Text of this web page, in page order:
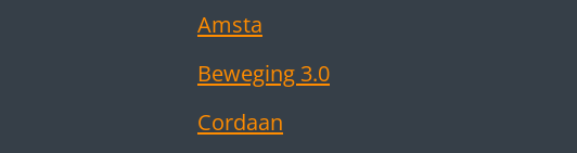
Amsta
Beweging 3.0
Cordaan